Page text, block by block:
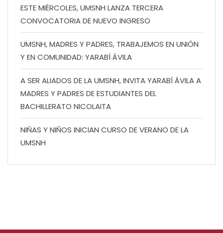
ESTE MIÉRCOLES, UMSNH LANZA TERCERA
CONVOCATORIA DE NUEVO INGRESO
UMSNH, MADRES Y PADRES, TRABAJEMOS EN UNIÓN
Y EN COMUNIDAD: YARABÍ ÁVILA
A SER ALIADOS DE LA UMSNH, INVITA YARABÍ ÁVILA A
MADRES Y PADRES DE ESTUDIANTES DEL
BACHILLERATO NICOLAITA
NIÑAS Y NIÑOS INICIAN CURSO DE VERANO DE LA
UMSNH